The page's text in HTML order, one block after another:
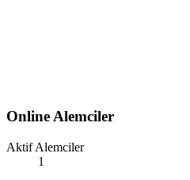
Online Alemciler
Aktif Alemciler
1